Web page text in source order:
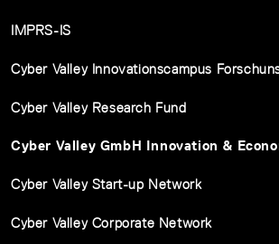
IMPRS-IS
Cyber Valley Innovationscampus
Cyber Valley Research Fund
Cyber Valley GmbH Innovation &
Cyber Valley Start-up Network
Cyber Valley Corporate Network